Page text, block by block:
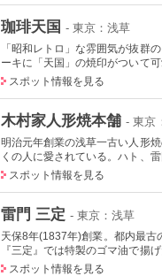
珈琲天国 - 東京：浅草
「昭和レトロ」な雰囲気が抜群
ーキに「天国」の焼印がついて
スポット情報を見る
木村家人形焼本舗 - 東京
明治元年創業の浅草一古い人形
くの人に愛されている。ハト、
スポット情報を見る
雷門 三定 - 東京：浅草
天保8年(1837年)創業。都内最古
『三定』では特製のゴマ油で揚
スポット情報を見る